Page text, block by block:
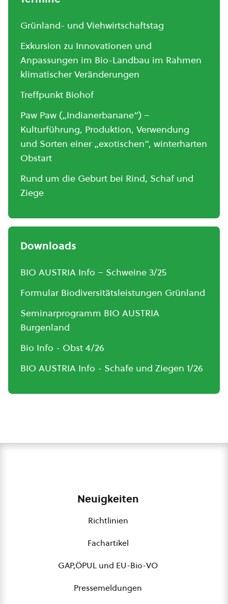
Grünland- und Viehwirtschaftstag
Exkursion zu Innovationen und
Anpassungen im Bio-Landbau im Rahmen
klimatischer Veränderungen
Treffpunkt Biohof
Paw Paw („Indianerbanane“) –
Kulturführung, Produktion, Verwendung
und Sorten einer „exotischen“, winterharten
Obstart
Rund um die Geburt bei Rind, Schaf und
Ziege
Downloads
BIO AUSTRIA Info – Schweine 3/25
Formular Biodiversitätsleistungen Grünland
Seminarprogramm BIO AUSTRIA
Burgenland
Bio Info - Obst 4/26
BIO AUSTRIA Info - Schafe und Ziegen 1/26
Neuigkeiten
Richtlinien
Fachartikel
GAP,ÖPUL und EU-Bio-VO
Pressemeldungen